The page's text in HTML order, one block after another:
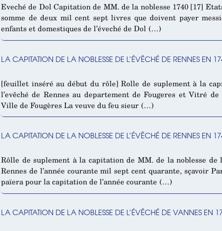
Eveché de Dol Capitation de MM. de la noblesse 1740 [17]
somme de deux mil cent sept livres que doivent payer
enfants et domestiques de l’éveché de Dol (…)
LA CAPITATION DE LA NOBLESSE DE L’ÉVÊCHÉ DE RENNES EN
[feuillet inséré au début du rôle] Rolle de suplement à la
l’evêché de Rennes au departement de Fougeres et Vitré
Ville de Fougères La veuve du feu sieur (…)
LA CAPITATION DE LA NOBLESSE DE L’ÉVÊCHÉ DE RENNES EN
Rôlle de suplement à la capitation de MM. de la noblesse de
Rennes de l’année courante mil sept cent quarante, sçavoir
païera pour la capitation de l’année courante (…)
LA CAPITATION DE LA NOBLESSE DE L’ÉVÊCHÉ DE VANNES EN